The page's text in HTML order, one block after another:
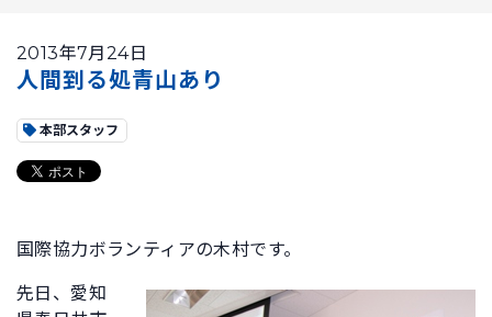
2013年7月24日
人間到る処青山あり
本部スタッフ
国際協力ボランティアの木村です。
先日、愛知